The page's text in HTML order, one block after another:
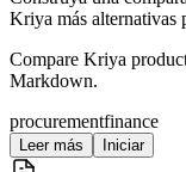
Kriya más alternativas
Compare Kriya
Markdown.
procurementfinance
Leer más Iniciar